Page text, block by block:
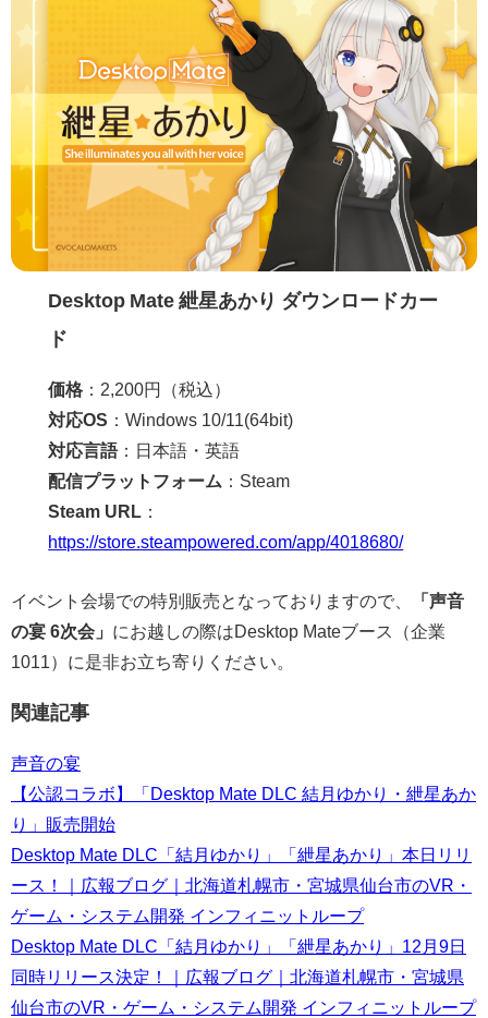
Desktop Mate 紲星あかり ダウンロードカー
ド
価格 ：2,200円（税込）
対応OS ：Windows 10/11(64bit)
対応言語：日本語・英語
配信プラットフォーム ：Steam
Steam URL ：
https://store.steampowered.com/app/4018680/
イベント会場での特別販売となっておりますので、 「 声音
の宴 6次会 」 にお越しの際はDesktop Mateブース（企業
1011）に是非お立ち寄りください。
関連記事
声音の宴
【公認コラボ】「Desktop Mate DLC 結月ゆかり・紲星あか
り」販売開始
Desktop Mate DLC「結月ゆかり」「紲星あかり」本日リリ
ース！｜広報ブログ｜北海道札幌市・宮城県仙台市のVR・
ゲーム・システム開発 インフィニットループ
Desktop Mate DLC「結月ゆかり」「紲星あかり」12月9日
同時リリース決定！｜広報ブログ｜北海道札幌市・宮城県
仙台市のVR・ゲーム・システム開発 インフィニットループ